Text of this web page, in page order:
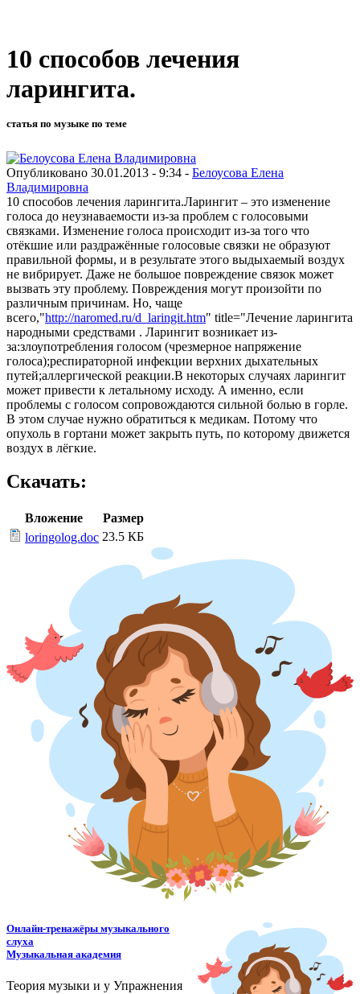
10 способов лечения
ларингита.
статья по музыке по теме
Опубликовано 30.01.2013 - 9:34 - Белоусова Елена
Владимировна
10 способов лечения ларингита.Ларингит – это изменение
голоса до неузнаваемости из-за проблем с голосовыми
связками. Изменение голоса происходит из-за того что
отёкшие или раздражённые голосовые связки не образуют
правильной формы, и в результате этого выдыхаемый воздух
не вибрирует. Даже не большое повреждение связок может
вызвать эту проблему. Повреждения могут произойти по
различным причинам. Но, чаще
всего,"http://naromed.ru/d_laringit.htm" title="Лечение ларингита
народными средствами . Ларингит возникает из-
за:злоупотребления голосом (чрезмерное напряжение
голоса);респираторной инфекции верхних дыхательных
путей;аллергической реакции.В некоторых случаях ларингит
может привести к летальному исходу. А именно, если
проблемы с голосом сопровождаются сильной болью в горле.
В этом случае нужно обратиться к медикам. Потому что
опухоль в гортани может закрыть путь, по которому движется
воздух в лёгкие.
Скачать:
Вложение
Размер
loringolog.doc 23.5 КБ
Онлайн-тренажёры музыкального
слуха
Музыкальная академия
Теория музыки и у Упражнения